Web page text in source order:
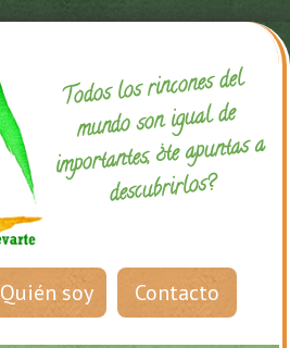
Todos los rincones del
mundo son igual de
importantes, ¿te apuntas a
descubrirlos?
Quién soy Contacto